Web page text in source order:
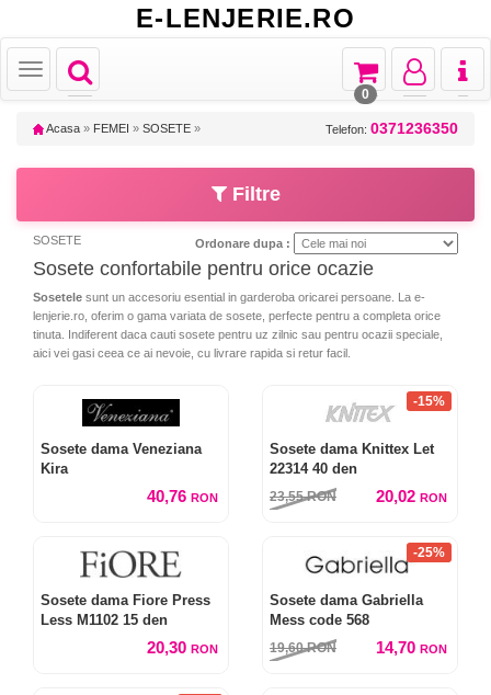
E-LENJERIE.RO
Toggle
navigation
Toggle
Toggle
navigation
Toggle
navigation
Toggle
navigation
0
Acasa » FEMEI » SOSETE » Telefon: 0371236350
Filtre
SOSETE Ordonare dupa :
Sosete confortabile pentru orice ocazie
Sosetele sunt un accesoriu esential in garderoba oricarei persoane. La e-
lenjerie.ro, oferim o gama variata de sosete, perfecte pentru a completa orice
tinuta. Indiferent daca cauti sosete pentru uz zilnic sau pentru ocazii speciale,
aici vei gasi ceea ce ai nevoie, cu livrare rapida si retur facil.
Sosete dama Veneziana
Kira
40,76 RON
-15%
Sosete dama Knittex Let
22314 40 den
23,55RON 20,02 RON
Sosete dama Fiore Press
Less M1102 15 den
20,30 RON
-25%
Sosete dama Gabriella
Mess code 568
19,60RON 14,70 RON